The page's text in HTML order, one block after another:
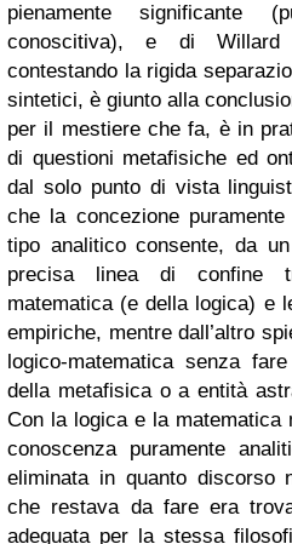
pienamente significante
conoscitiva), e di
contestando la rigida
sintetici, è giunto alla
per il mestiere che fa, è in
di questioni metafisiche ed
dal solo punto di vista
che la concezione
tipo analitico consente, da
precisa linea di confine
matematica (e della logica) e
empiriche, mentre dall’altro
logico-matematica senza
della metafisica o a entità
Con la logica e la matematica
conoscenza puramente
eliminata in quanto discorso
che restava da fare era
adeguata per la stessa